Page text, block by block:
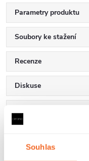
Souhlas
Parametry produktu
Soubory ke stažení
Recenze
Diskuse
Další